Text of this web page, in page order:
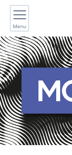
Menu